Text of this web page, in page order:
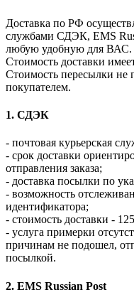
Доставка по РФ
службами СДЭК, EMS
любую удобную для ВАС.
Стоимость доставки
Стоимость пересылки не
покупателем.
1. СДЭК
- почтовая курьерская
- срок доставки
отправления заказа;
- доставка посылки по
- возможность
идентификатора;
- стоимость доставки -
- услуга примерки
причинам не подошел,
посылкой.
2. EMS Russian Post